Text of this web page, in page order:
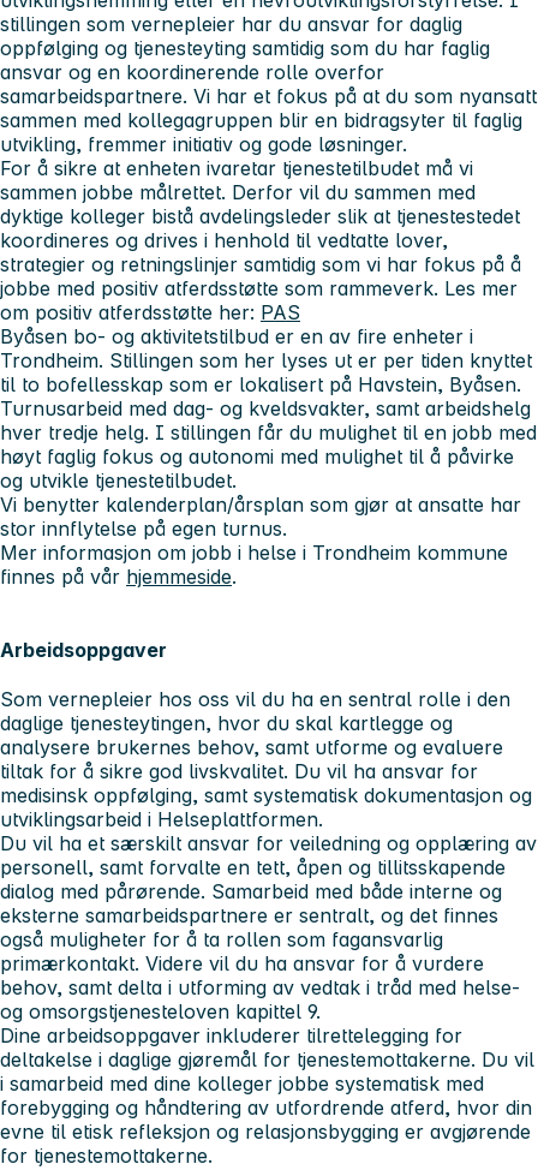
stillingen som vernepleier har du ansvar for daglig
oppfølging og tjenesteyting samtidig som du har faglig
ansvar og en koordinerende rolle overfor
samarbeidspartnere. Vi har et fokus på at du som nyansatt
sammen med kollegagruppen blir en bidragsyter til faglig
utvikling, fremmer initiativ og gode løsninger.
For å sikre at enheten ivaretar tjenestetilbudet må vi
sammen jobbe målrettet. Derfor vil du sammen med
dyktige kolleger bistå avdelingsleder slik at tjenestestedet
koordineres og drives i henhold til vedtatte lover,
strategier og retningslinjer samtidig som vi har fokus på å
jobbe med positiv atferdsstøtte som rammeverk. Les mer
om positiv atferdsstøtte her: PAS
Byåsen bo- og aktivitetstilbud er en av fire enheter i
Trondheim. Stillingen som her lyses ut er per tiden knyttet
til to bofellesskap som er lokalisert på Havstein, Byåsen.
Turnusarbeid med dag- og kveldsvakter, samt arbeidshelg
hver tredje helg. I stillingen får du mulighet til en jobb med
høyt faglig fokus og autonomi med mulighet til å påvirke
og utvikle tjenestetilbudet.
Vi benytter kalenderplan/årsplan som gjør at ansatte har
stor innflytelse på egen turnus.
Mer informasjon om jobb i helse i Trondheim kommune
finnes på vår hjemmeside.
Arbeidsoppgaver
Som vernepleier hos oss vil du ha en sentral rolle i den
daglige tjenesteytingen, hvor du skal kartlegge og
analysere brukernes behov, samt utforme og evaluere
tiltak for å sikre god livskvalitet. Du vil ha ansvar for
medisinsk oppfølging, samt systematisk dokumentasjon og
utviklingsarbeid i Helseplattformen.
Du vil ha et særskilt ansvar for veiledning og opplæring av
personell, samt forvalte en tett, åpen og tillitsskapende
dialog med pårørende. Samarbeid med både interne og
eksterne samarbeidspartnere er sentralt, og det finnes
også muligheter for å ta rollen som fagansvarlig
primærkontakt. Videre vil du ha ansvar for å vurdere
behov, samt delta i utforming av vedtak i tråd med helse-
og omsorgstjenesteloven kapittel 9.
Dine arbeidsoppgaver inkluderer tilrettelegging for
deltakelse i daglige gjøremål for tjenestemottakerne. Du vil
i samarbeid med dine kolleger jobbe systematisk med
forebygging og håndtering av utfordrende atferd, hvor din
evne til etisk refleksjon og relasjonsbygging er avgjørende
for tjenestemottakerne.